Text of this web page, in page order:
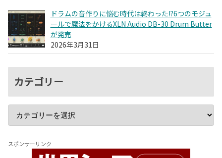
ドラムの音作りに悩む時代は終わった!?6つのモジュ
ールで魔法をかけるXLN Audio DB-30 Drum Butter
が発売
2026年3月31日
カテゴリー
スポンサーリンク